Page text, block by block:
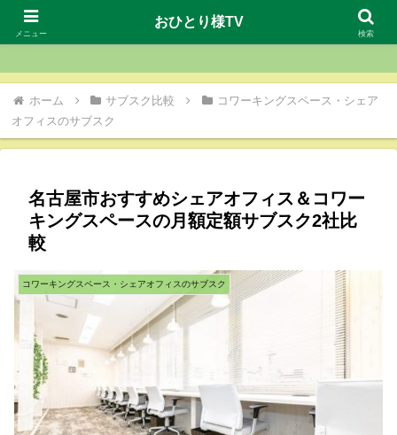
おひとり様TV
ホーム サブスク比較
コワーキングスペース・シェア
オフィスのサブスク
名古屋市おすすめシェアオフィス＆コワー
キングスペースの月額定額サブスク2社比
較
コワーキングスペース・シェアオフィスのサブスク
メニュー
おひとり様TV
検索